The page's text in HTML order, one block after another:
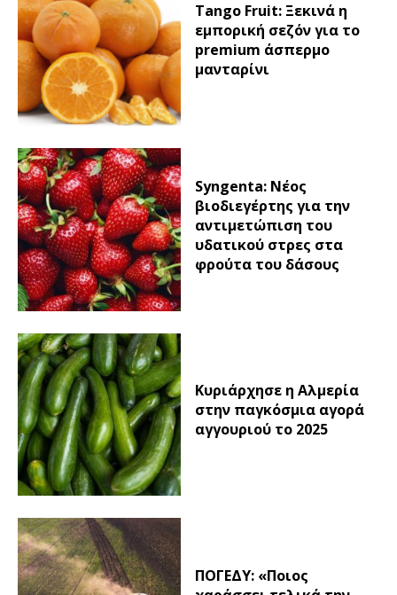
Tango Fruit: Ξεκινά η
εμπορική σεζόν για το
premium άσπερμο
μανταρίνι
Syngenta: Νέος
βιοδιεγέρτης για την
αντιμετώπιση του
υδατικού στρες στα
φρούτα του δάσους
Κυριάρχησε η Αλμερία
στην παγκόσμια αγορά
αγγουριού το 2025
ΠΟΓΕΔΥ: «Ποιος